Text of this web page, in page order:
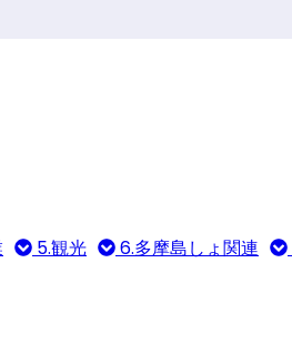
5.観光 6.多摩島しょ関連